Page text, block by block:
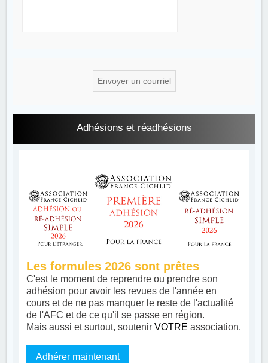
Adhésions et réadhésions
Les formules 2026 sont prêtes
C'est le moment de reprendre ou prendre son
adhésion pour avoir les revues de l'année en
cours et de ne pas manquer le reste de l'actualité
de l'AFC et de ce qu'il se passe en région.
Mais aussi et surtout, soutenirVOTRE association.
Adhérer maintenant